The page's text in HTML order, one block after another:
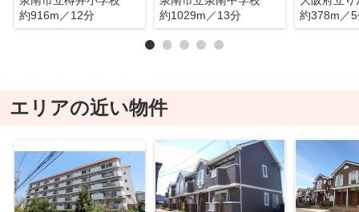
約916m／12分
約1029m／13分
約378m／
エリアの近い物件